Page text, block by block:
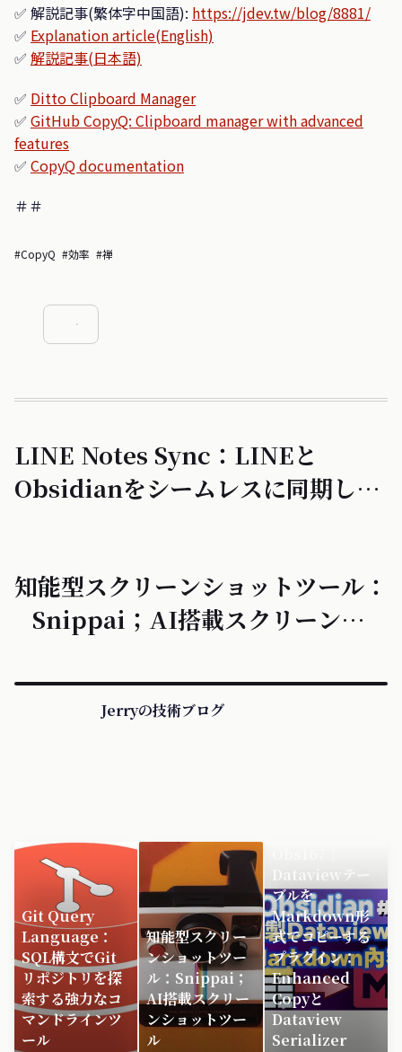
✅ 解説記事(繁体字中国語): https://jdev.tw/blog/8881/
✅ Explanation article(English)
✅ 解説記事(日本語)
✅ Ditto Clipboard Manager
✅ GitHub CopyQ: Clipboard manager with advanced
features
✅ CopyQ documentation
＃＃
#CopyQ #効率 #禅
LINE Notes Sync：LINEと
Obsidianをシームレスに同期し、
ます。
知能型スクリーンショットツール：
Snippai；AI搭載スクリーンショ
Jerryの技術ブログ
Git Query
Language：
SQL構文でGit
リポジトリを探
索する強力なコ
マンドラインツ
ール
知能型スクリー
ンショットツー
ル：Snippai；
AI搭載スクリー
ンショットツー
ル
Dataviewテー
ブルを
Markdown形
式でコピーする
プラグイン：
Enhanced
Copyと
Dataview
Serializer